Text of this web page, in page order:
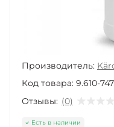
Производитель:
Код товара: 9.610-
Отзывы: (0)
Есть в наличии